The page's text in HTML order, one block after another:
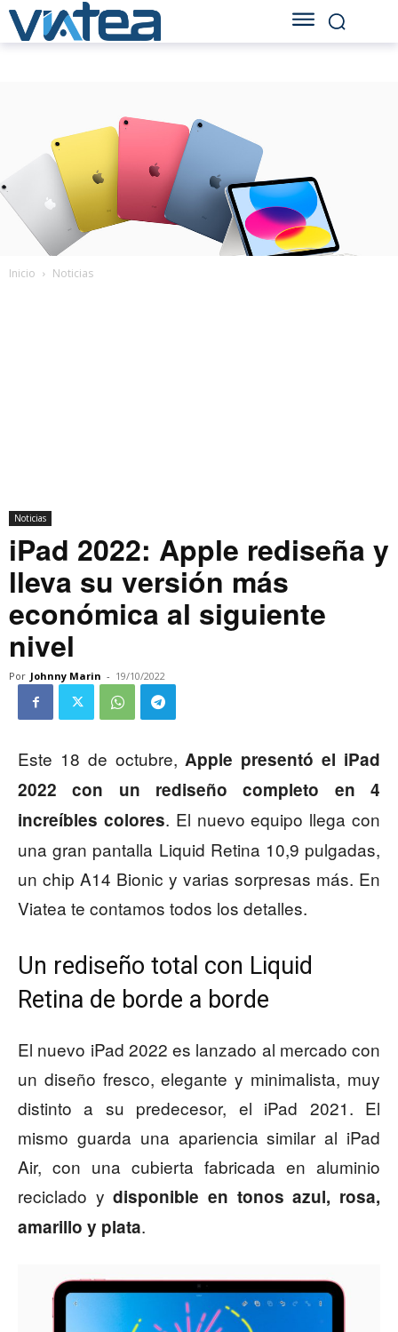
Inicio Noticias
Noticias
iPad 2022: Apple rediseña y
lleva su versión más
económica al siguiente
nivel
Por Johnny Marin - 19/10/2022
Este 18 de octubre, Apple presentó el iPad
2022 con un rediseño completo en 4
increíbles colores. El nuevo equipo llega con
una gran pantalla Liquid Retina 10,9 pulgadas,
un chip A14 Bionic y varias sorpresas más. En
Viatea te contamos todos los detalles.
Un rediseño total con Liquid
Retina de borde a borde
El nuevo iPad 2022 es lanzado al mercado con
un diseño fresco, elegante y minimalista, muy
distinto a su predecesor, el iPad 2021. El
mismo guarda una apariencia similar al iPad
Air, con una cubierta fabricada en aluminio
reciclado ydisponible en tonos azul, rosa,
amarillo y plata.